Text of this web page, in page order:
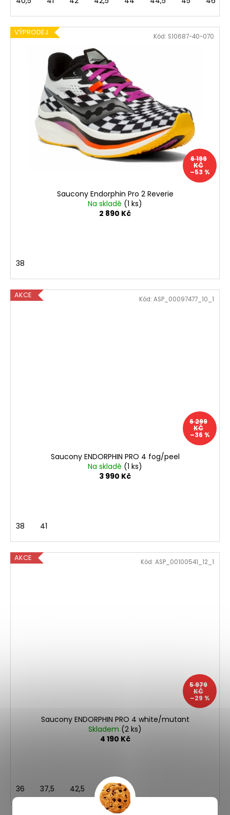
VÝPRODEJ
6 199
KČ
–53 %
Saucony Endorphin Pro 2 Reverie
Na skladě (1 ks)
2 890 Kč
38
Kód: S10687-40-070
AKCE
6 299
KČ
–36 %
Saucony ENDORPHIN PRO 4 fog/peel
Na skladě (1 ks)
3 990 Kč
38 41
Kód: ASP_00097477_10_1
AKCE
5 979
KČ
–29 %
Saucony ENDORPHIN PRO 4 white/mutant
Skladem (2 ks)
4 190 Kč
36 37,5 42,5
Kód: ASP_00100541_12_1